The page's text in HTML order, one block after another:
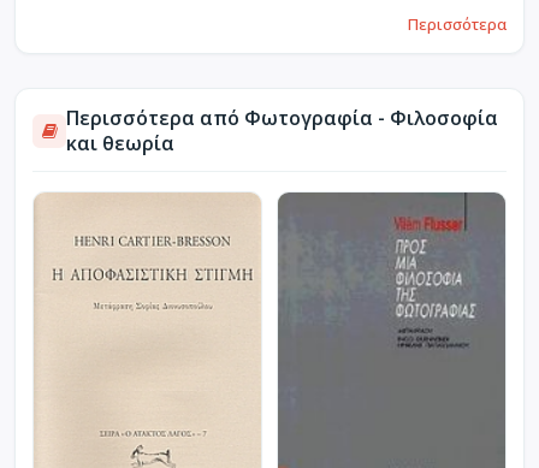
Περισσότερα
Περισσότερα από Φωτογραφία - Φιλοσοφία
και θεωρία